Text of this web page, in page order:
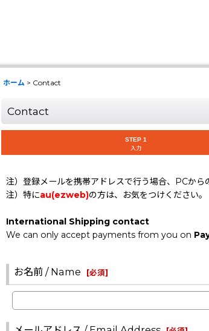
ホーム > Contact
Contact
STEP 1
入力
注）登録メールを携帯アドレスで行う場合、PCから
注）特にau(ezweb)の方は、お気をつけください。
International Shipping contact
We can only accept payments from you on
お名前 / Name [必須]